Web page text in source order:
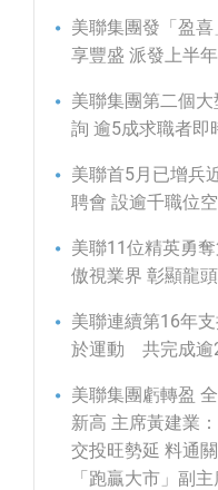
美聯集團發「盈
享豐盛 派發上半
美聯集團第二個
詢 逾5成求職者即
美聯首5月已增兵
聘會 設逾千職位
美聯11位精英勇
傲視業界 彰顯龍
美聯連續第16年
於運動 共完成逾
美聯集團虧轉盈
新高 主席黃建業
交投旺勢延 料通
「跑贏大市」副